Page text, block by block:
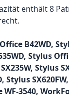
enthält 8
B42WD,
Stylus
Stylus
Stylus
3540,